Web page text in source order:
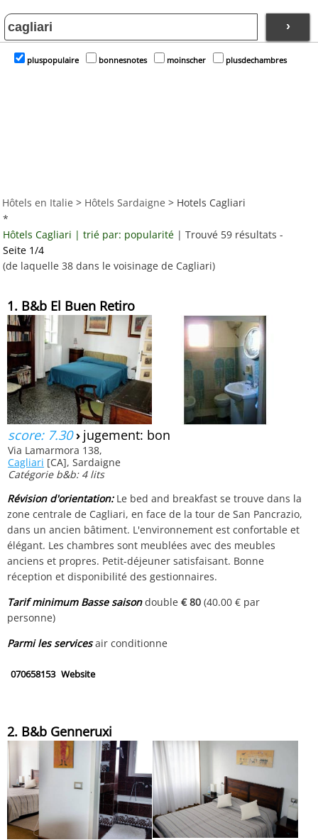
›
pluspopulaire bonnesnotes moinscher plusdechambres
Hôtels en Italie > Hôtels Sardaigne > Hotels Cagliari
*
Hôtels Cagliari | trié par: popularité | Trouvé 59 résultats -
Seite 1/4
(de laquelle 38 dans le voisinage de Cagliari)
1. B&b El Buen Retiro
score: 7.30› jugement: bon
Via Lamarmora 138,
Cagliari [CA], Sardaigne
Catégorie b&b: 4 lits
Révision d'orientation:Le bed and breakfast se trouve dans la
zone centrale de Cagliari, en face de la tour de San Pancrazio,
dans un ancien bâtiment. L'environnement est confortable et
élégant. Les chambres sont meublées avec des meubles
anciens et propres. Petit-déjeuner satisfaisant. Bonne
réception et disponibilité des gestionnaires.
Tarif minimum Basse saisondouble€ 80 (40.00 € par
personne)
Parmi les servicesair conditionne
070658153 Website
2. B&b Genneruxi